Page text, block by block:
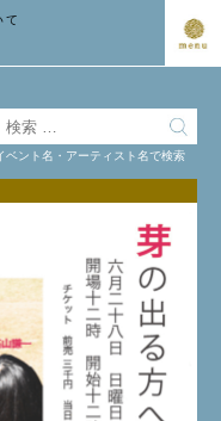
ベント名・アーティスト名で検索